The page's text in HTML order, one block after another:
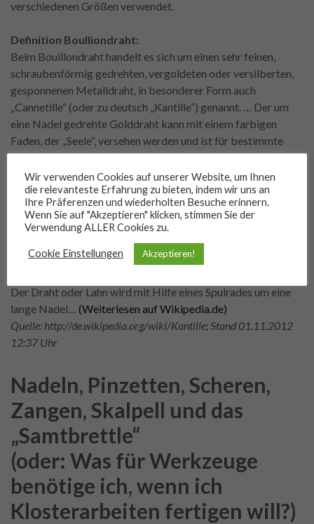
verschiedenen Größen verwendet.
Definition Boulliondraht:
Beim Bouillondraht handelt es sich um einen sehr feinen,
schraubenförmig gedrehten, vergoldeten oder versilberten,
gesponnenen Metalldraht, in besonderer Form auch
„Cannetille“ (oder zu deutsch „Kantille“) genannt. … Der um
eine Nadel gedrehte Golddraht kann mit einem farbigen
Faden, der „Seele“, versehen werden und ist für bestimmte
Blütenmuster geeignet.
Quelle: Artikel „Tradionsreiche Klosterarbeiten mit Bouillondraht
– Heimhandwerk einer Allgäuerin“; Zeitschrift „Das schöne
Allgäu“; Ausgabe 9/2011 September; Seite 35; Verlag: AVA Agrar-
Verlag Allgäu GmbH, Porschestr. 2, 87437 Kempten/Allgäu
Definition Kantille:
Der Draht oder Lahn wird mit Hilfe eines Spulrades um eine
lange Nadel… (Weiterlesen auf Wikipedia.de)
Quelle: http://de.wikipedia.org/wiki/Kantille; Stand 01.11.2012
12:37 Uhr
Nadeln, Pinzetten, Scheren,
Zangen, Skalpell und das
„Samtbrettle“
(oder: Was für Werkzeuge
benötige ich, wenn ich
Klosterarbeiten fertigen will?)
Wir verwenden Cookies auf unserer Website, um Ihnen
die relevanteste Erfahrung zu bieten, indem wir uns an
Ihre Präferenzen und wiederholten Besuche erinnern.
Wenn Sie auf "Akzeptieren" klicken, stimmen Sie der
Verwendung ALLER Cookies zu.
Cookie Einstellungen Akzeptieren!